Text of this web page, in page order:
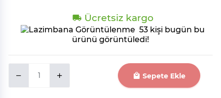
Ücretsiz kargo
53 kişi bugün bu
ürünü görüntüledi!
Sepete Ekle